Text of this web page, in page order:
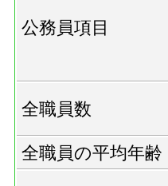
公務員項目
全職員数
全職員の平均年齢